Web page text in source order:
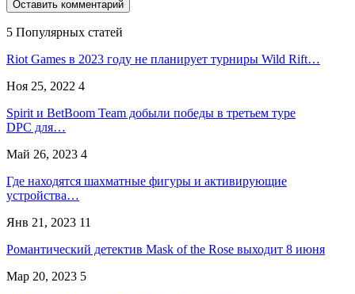
5 Популярных статей
Riot Games в 2023 году не планирует турниры Wild Rift…
Ноя 25, 2022 4
Spirit и BetBoom Team добыли победы в третьем туре
DPC для…
Май 26, 2023 4
Где находятся шахматные фигуры и активирующие
устройства…
Янв 21, 2023 11
Романтический детектив Mask of the Rose выходит 8 июня
Мар 20, 2023 5